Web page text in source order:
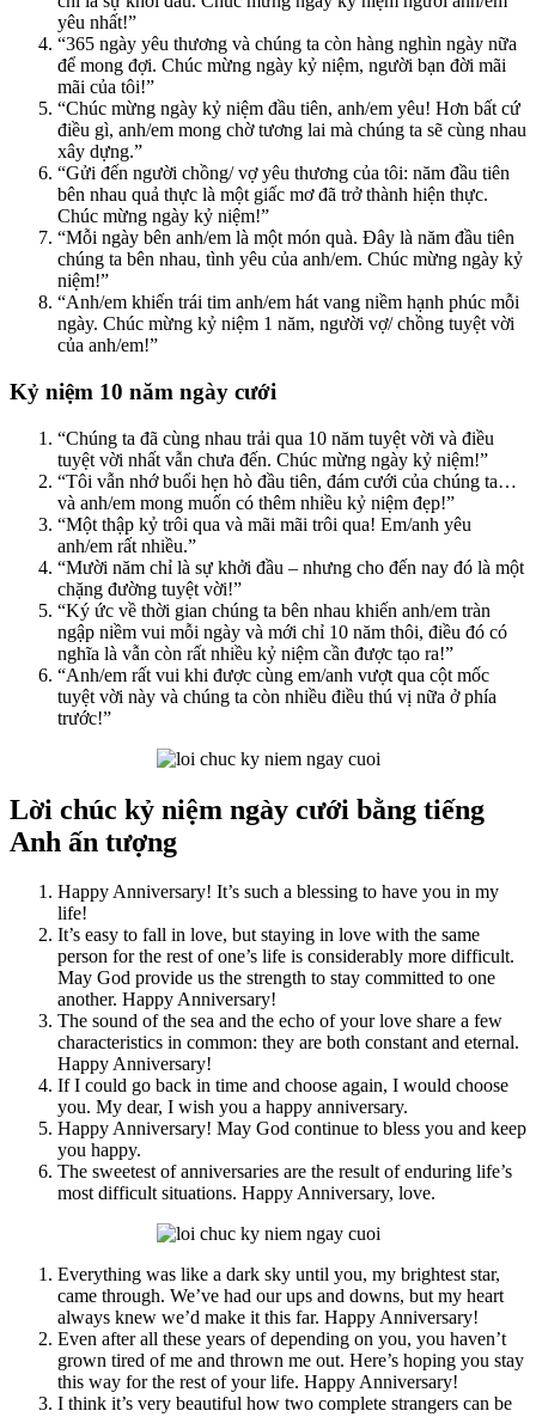
yêu nhất!”
“365 ngày yêu thương và chúng ta còn hàng nghìn ngày nữa
để mong đợi. Chúc mừng ngày kỷ niệm, người bạn đời mãi
mãi của tôi!”
“Chúc mừng ngày kỷ niệm đầu tiên, anh/em yêu! Hơn bất cứ
điều gì, anh/em mong chờ tương lai mà chúng ta sẽ cùng nhau
xây dựng.”
“Gửi đến người chồng/ vợ yêu thương của tôi: năm đầu tiên
bên nhau quả thực là một giấc mơ đã trở thành hiện thực.
Chúc mừng ngày kỷ niệm!”
“Mỗi ngày bên anh/em là một món quà. Đây là năm đầu tiên
chúng ta bên nhau, tình yêu của anh/em. Chúc mừng ngày kỷ
niệm!”
“Anh/em khiến trái tim anh/em hát vang niềm hạnh phúc mỗi
ngày. Chúc mừng kỷ niệm 1 năm, người vợ/ chồng tuyệt vời
của anh/em!”
Kỷ niệm 10 năm ngày cưới
“Chúng ta đã cùng nhau trải qua 10 năm tuyệt vời và điều
tuyệt vời nhất vẫn chưa đến. Chúc mừng ngày kỷ niệm!”
“Tôi vẫn nhớ buổi hẹn hò đầu tiên, đám cưới của chúng ta…
và anh/em mong muốn có thêm nhiều kỷ niệm đẹp!”
“Một thập kỷ trôi qua và mãi mãi trôi qua! Em/anh yêu
anh/em rất nhiều.”
“Mười năm chỉ là sự khởi đầu – nhưng cho đến nay đó là một
chặng đường tuyệt vời!”
“Ký ức về thời gian chúng ta bên nhau khiến anh/em tràn
ngập niềm vui mỗi ngày và mới chỉ 10 năm thôi, điều đó có
nghĩa là vẫn còn rất nhiều kỷ niệm cần được tạo ra!”
“Anh/em rất vui khi được cùng em/anh vượt qua cột mốc
tuyệt vời này và chúng ta còn nhiều điều thú vị nữa ở phía
trước!”
Lời chúc kỷ niệm ngày cưới bằng tiếng
Anh ấn tượng
Happy Anniversary! It’s such a blessing to have you in my
life!
It’s easy to fall in love, but staying in love with the same
person for the rest of one’s life is considerably more difficult.
May God provide us the strength to stay committed to one
another. Happy Anniversary!
The sound of the sea and the echo of your love share a few
characteristics in common: they are both constant and eternal.
Happy Anniversary!
If I could go back in time and choose again, I would choose
you. My dear, I wish you a happy anniversary.
Happy Anniversary! May God continue to bless you and keep
you happy.
The sweetest of anniversaries are the result of enduring life’s
most difficult situations. Happy Anniversary, love.
Everything was like a dark sky until you, my brightest star,
came through. We’ve had our ups and downs, but my heart
always knew we’d make it this far. Happy Anniversary!
Even after all these years of depending on you, you haven’t
grown tired of me and thrown me out. Here’s hoping you stay
this way for the rest of your life. Happy Anniversary!
I think it’s very beautiful how two complete strangers can be